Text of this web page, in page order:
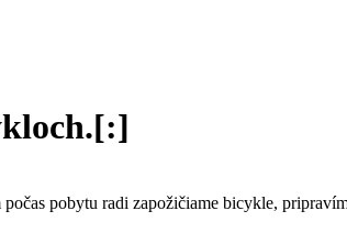
pobytu radi zapožičiame bicykle,